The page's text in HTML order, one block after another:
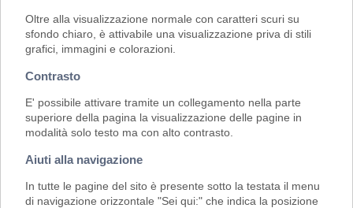
Oltre alla visualizzazione normale con caratteri scuri su
sfondo chiaro, è attivabile una visualizzazione priva di stili
grafici, immagini e colorazioni.
Contrasto
E' possibile attivare tramite un collegamento nella parte
superiore della pagina la visualizzazione delle pagine in
modalità solo testo ma con alto contrasto.
Aiuti alla navigazione
In tutte le pagine del sito è presente sotto la testata il menu
di navigazione orizzontale "Sei qui:" che indica la posizione